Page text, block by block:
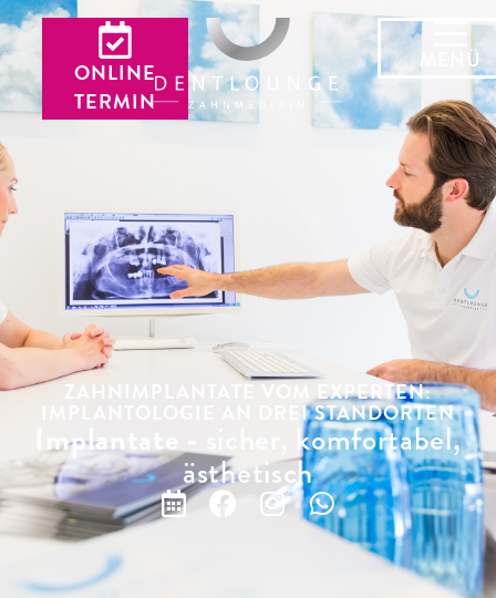
ONLINE
TERMIN
MENÜ
ZAHNIMPLANTATE VOM EXPERTEN:
IMPLANTOLOGIE AN DREI STANDORTEN
Implantate - sicher, komfortabel,
ästhetisch